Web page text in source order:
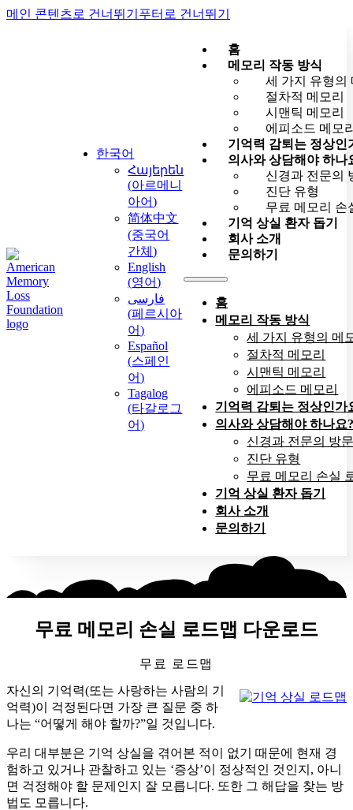
메인 콘텐츠로 건너뛰기 푸터로 건너뛰기
한국어
Հայերեն
(아르메니
아어)
简体中文
(중국어
간체)
English
(영어)
فارسی
(페르시아
어)
Español
(스페인
어)
Tagalog
(타갈로그
어)
홈
메모리 작동 방식
세 가지 유형의
절차적 메모리
시맨틱 메모리
에피소드 메모
기억력 감퇴는 정상인
의사와 상담해야 하나
신경과 전문의
진단 유형
무료 메모리 손
기억 상실 환자 돕기
회사 소개
문의하기
홈
메모리 작동 방식
세 가지 유형의 메
절차적 메모리
시맨틱 메모리
에피소드 메모리
기억력 감퇴는 정상인가
의사와 상담해야 하나요
신경과 전문의 방
진단 유형
무료 메모리 손실
기억 상실 환자 돕기
회사 소개
문의하기
무료 메모리 손실 로드맵 다운로드
무료 로드맵
자신의 기억력(또는 사랑하는 사람의 기
억력)이 걱정된다면 가장 큰 질문 중 하
나는 “어떻게 해야 할까?”일 것입니다.
우리 대부분은 기억 상실을 겪어본 적이 없기 때문에 현재 경
험하고 있거나 관찰하고 있는 ‘증상’이 정상적인 것인지, 아니
면 걱정해야 할 문제인지 잘 모릅니다. 또한 그 해답을 찾는 방
법도 모릅니다.